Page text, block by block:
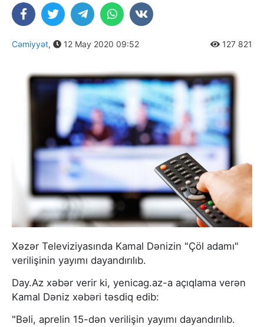
Cəmiyyət, 12 May 2020 09:52 127 821
Xəzər Televiziyasında Kamal Dənizin "Çöl adamı"
verilişinin yayımı dayandırılıb.
Day.Az xəbər verir ki, yenicag.az-a açıqlama verən
Kamal Dəniz xəbəri təsdiq edib:
"Bəli, aprelin 15-dən verilişin yayımı dayandırılıb.